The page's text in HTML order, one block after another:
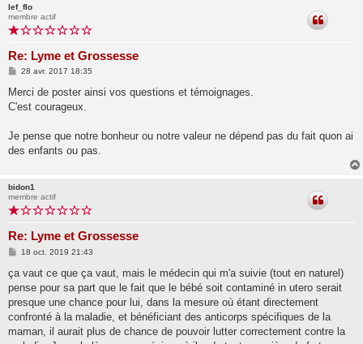
lef_flo
membre actif
Re: Lyme et Grossesse
M
s
a
28 avr. 2017 18:35
Merci de poster ainsi vos questions et témoignages.
C'est courageux.
Je pense que notre bonheur ou notre valeur ne dépend pas du fait quon ai
des enfants ou pas.
bidon1
membre actif
Re: Lyme et Grossesse
M
s
a
g
18 oct. 2019 21:43
ça vaut ce que ça vaut, mais le médecin qui m'a suivie (tout en naturel)
pense pour sa part que le fait que le bébé soit contaminé in utero serait
presque une chance pour lui, dans la mesure où étant directement
confronté à la maladie, et bénéficiant des anticorps spécifiques de la
maman, il aurait plus de chance de pouvoir lutter correctement contre la